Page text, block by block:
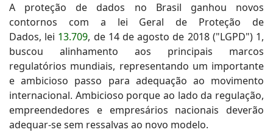
A proteção de dados no Brasil ganhou novos
contornos com a lei Geral de Proteção de
Dados, lei 13.709, de 14 de agosto de 2018 ("LGPD") 1,
buscou alinhamento aos principais marcos
regulatórios mundiais, representando um importante
e ambicioso passo para adequação ao movimento
internacional. Ambicioso porque ao lado da regulação,
empreendedores e empresários nacionais deverão
adequar-se sem ressalvas ao novo modelo.